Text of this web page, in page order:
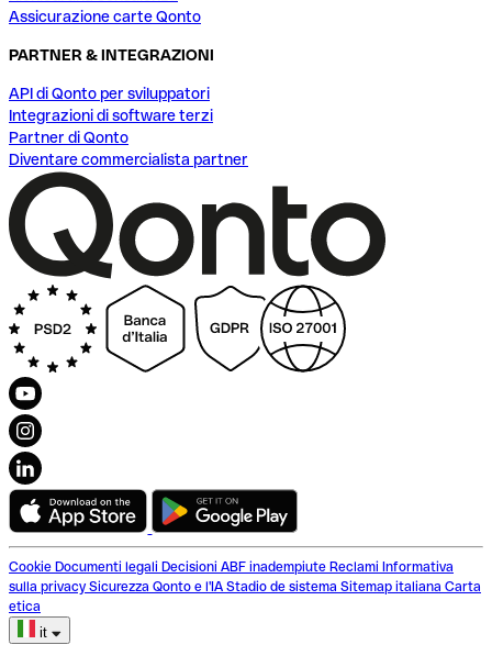
Assicurazione carte Qonto
PARTNER & INTEGRAZIONI
API di Qonto per sviluppatori
Integrazioni di software terzi
Partner di Qonto
Diventare commercialista partner
Cookie Documenti legali Decisioni ABF inadempiute Reclami Informativa
sulla privacy Sicurezza Qonto e l'IA Stadio de sistema Sitemap italiana Carta
etica
it